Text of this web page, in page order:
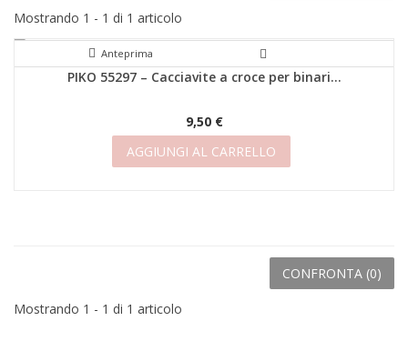
Mostrando 1 - 1 di 1 articolo
Anteprima
PIKO 55297 – Cacciavite a croce per binari...
9,50 €
AGGIUNGI AL CARRELLO
CONFRONTA (0)
Mostrando 1 - 1 di 1 articolo